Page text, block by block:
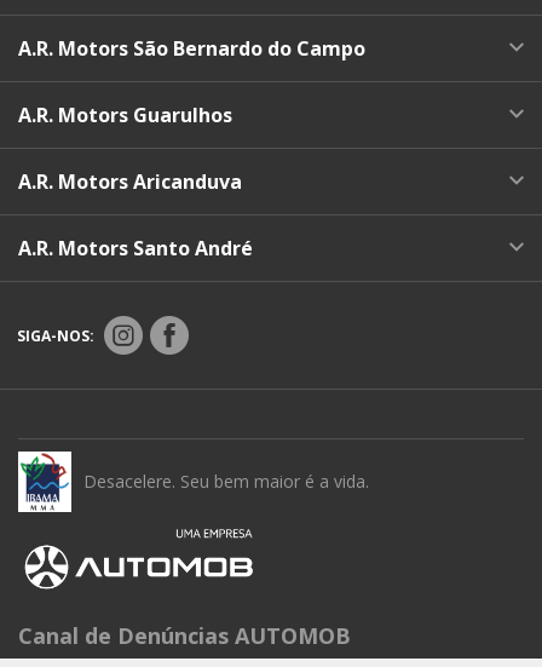
A.R. Motors São Bernardo do Campo
A.R. Motors Guarulhos
A.R. Motors Aricanduva
A.R. Motors Santo André
SIGA-NOS:
Desacelere. Seu bem maior é a vida.
Canal de Denúncias AUTOMOB